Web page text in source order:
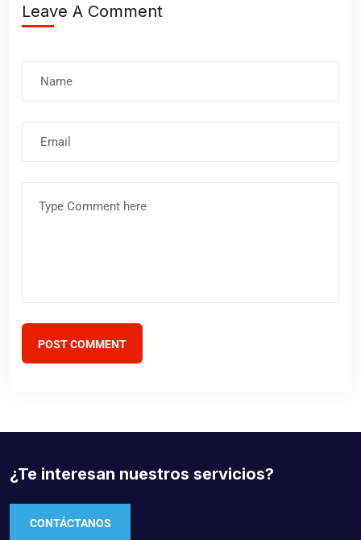
Leave A Comment
electrónico
POST COMMENT
¿Te interesan nuestros servicios?
CONTÁCTANOS